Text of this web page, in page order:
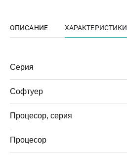
ОПИСАНИЕ ХАРАКТЕРИСТИКИ
Серия
Софтуер
Процесор, серия
Процесор